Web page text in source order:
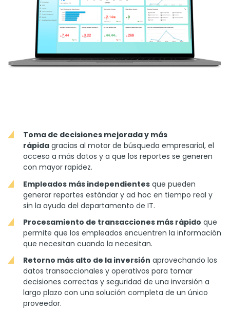
Toma de decisiones mejorada y más
rápida gracias al motor de búsqueda empresarial, el
acceso a más datos y a que los reportes se generen
con mayor rapidez.
Empleados más independientes que pueden
generar reportes estándar y ad hoc en tiempo real y
sin la ayuda del departamento de IT.
Procesamiento de transacciones más rápido que
permite que los empleados encuentren la información
que necesitan cuando la necesitan.
Retorno más alto de la inversión aprovechando los
datos transaccionales y operativos para tomar
decisiones correctas y seguridad de una inversión a
largo plazo con una solución completa de un único
proveedor.